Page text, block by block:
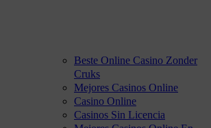
Beste Online Casino Zonder
Cruks
Mejores Casinos Online
Casino Online
Casinos Sin Licencia